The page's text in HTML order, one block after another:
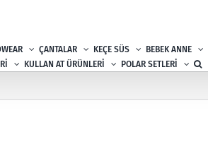
ÇANTALAR KEÇE SÜS BEBEK ANNE
KULLAN AT ÜRÜNLERİ POLAR SETLERİ